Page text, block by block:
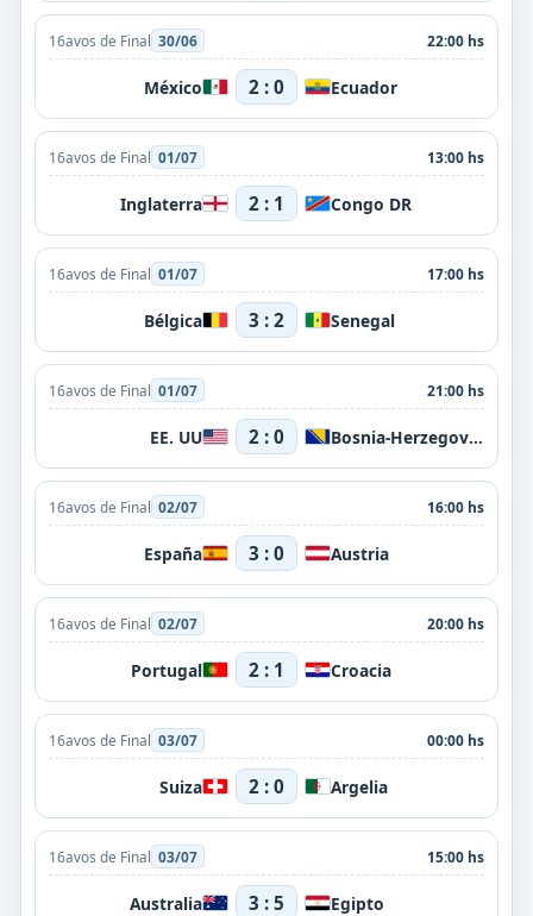
16avos de Final 30/06 22:00 hs
México 2 : 0 Ecuador
16avos de Final 01/07 13:00 hs
Inglaterra 2 : 1 Congo DR
16avos de Final 01/07 17:00 hs
Bélgica 3 : 2 Senegal
16avos de Final 01/07 21:00 hs
EE. UU 2 : 0 Bosnia-Herzegovina
16avos de Final 02/07 16:00 hs
España 3 : 0 Austria
16avos de Final 02/07 20:00 hs
Portugal 2 : 1 Croacia
16avos de Final 03/07 00:00 hs
Suiza 2 : 0 Argelia
16avos de Final 03/07 15:00 hs
Australia 3 : 5 Egipto